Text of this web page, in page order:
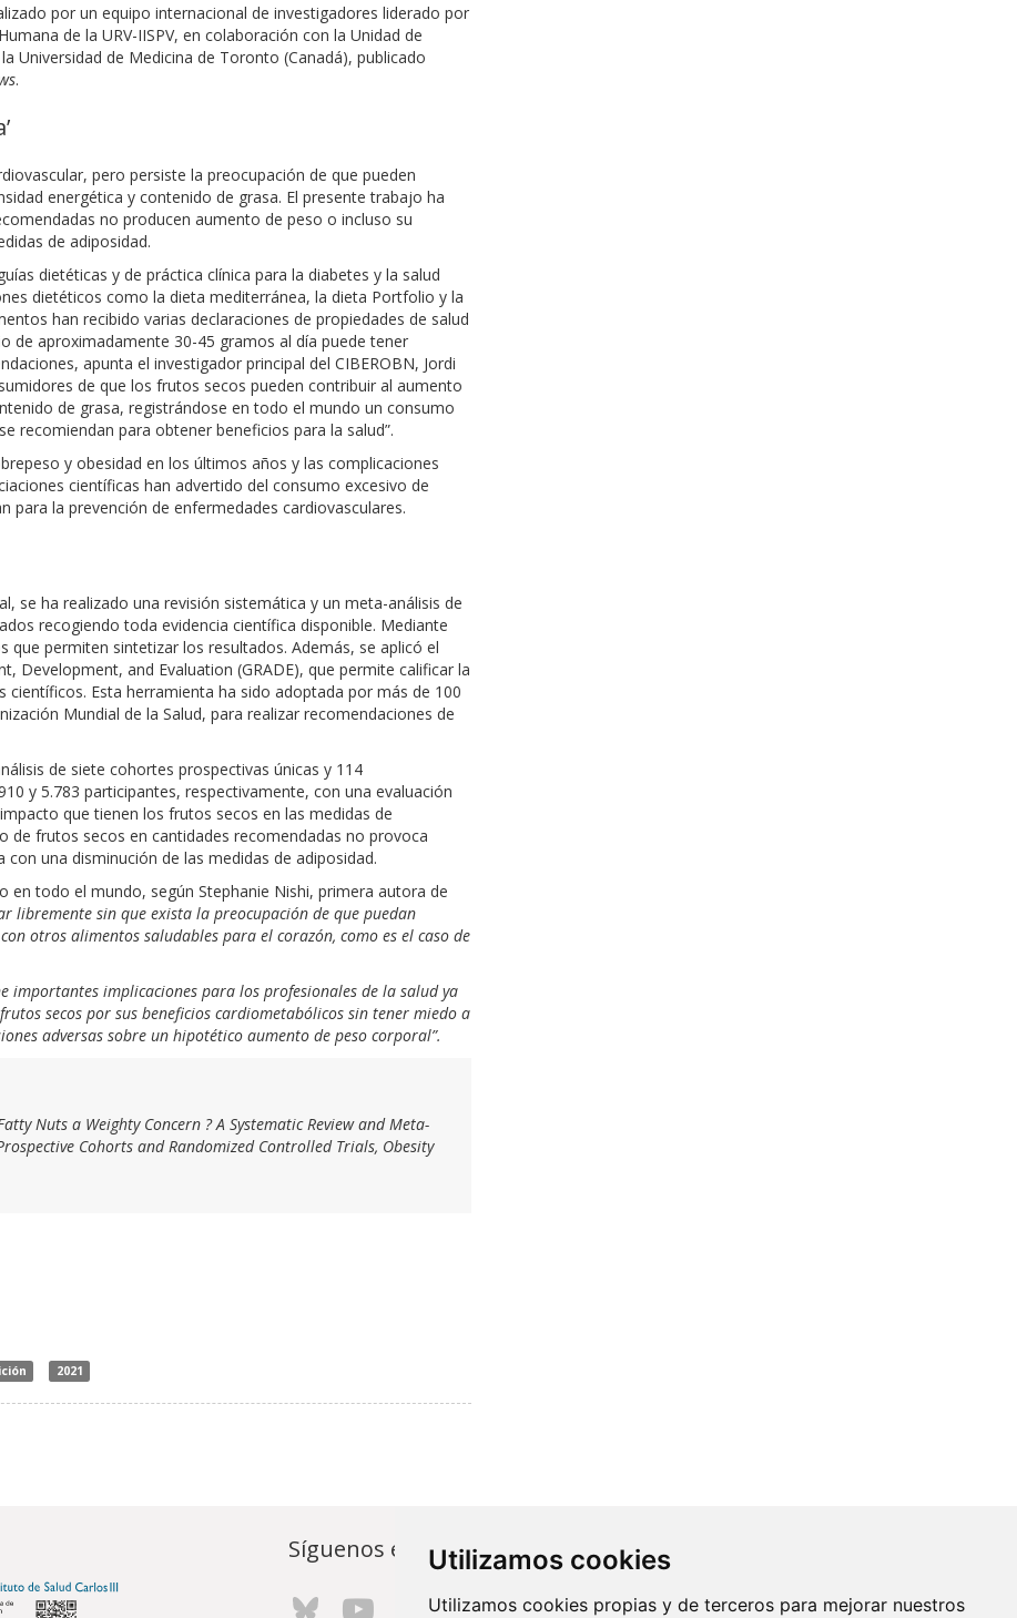
Utilizamos cookies
Utilizamos cookies propias y de terceros para mejorar nuestros
por un equipo internacional de investigadores liderado por
de la URV-IISPV, en colaboración con la Unidad de
Universidad de Medicina de Toronto (Canadá), publicado
.
pero persiste la preocupación de que pueden
energética y contenido de grasa. El presente trabajo ha
no producen aumento de peso o incluso su
de adiposidad.
dietéticas y de práctica clínica para la diabetes y la salud
dietéticos como la dieta mediterránea, la dieta Portfolio y la
han recibido varias declaraciones de propiedades de salud
de aproximadamente 30-45 gramos al día puede tener
apunta el investigador principal del CIBEROBN, Jordi
de que los frutos secos pueden contribuir al aumento
de grasa, registrándose en todo el mundo un consumo
recomiendan para obtener beneficios para la salud”.
y obesidad en los últimos años y las complicaciones
científicas han advertido del consumo excesivo de
la prevención de enfermedades cardiovasculares.
se ha realizado una revisión sistemática y un meta-análisis de
recogiendo toda evidencia científica disponible. Mediante
permiten sintetizar los resultados. Además, se aplicó el
Development, and Evaluation (GRADE), que permite calificar la
Esta herramienta ha sido adoptada por más de 100
Mundial de la Salud, para realizar recomendaciones de
de siete cohortes prospectivas únicas y 114
y 5.783 participantes, respectivamente, con una evaluación
que tienen los frutos secos en las medidas de
de frutos secos en cantidades recomendadas no provoca
una disminución de las medidas de adiposidad.
todo el mundo, según Stephanie Nishi, primera autora de
libremente sin que exista la preocupación de que puedan
otros alimentos saludables para el corazón, como es el caso de
importantes implicaciones para los profesionales de la salud ya
secos por sus beneficios cardiometabólicos sin tener miedo a
adversas sobre un hipotético aumento de peso corporal”.
Nuts a Weighty Concern ? A Systematic Review and Meta-
Cohorts and Randomized Controlled Trials, Obesity
2021
Síguenos en... Contacto
Av. Monforte de Lemos, 3-5. Pabellón